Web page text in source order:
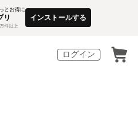
とお得に
リ
万件以上
インストールする
ログイン